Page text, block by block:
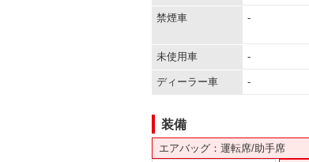
禁煙車 -
未使用車 -
ディーラー車 -
装備
エアバッグ：運転席/助手席